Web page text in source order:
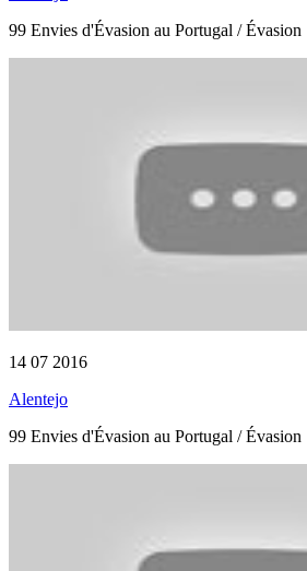
99 Envies d'Évasion au Portugal / Évasion
14 07 2016
Alentejo
99 Envies d'Évasion au Portugal / Évasion